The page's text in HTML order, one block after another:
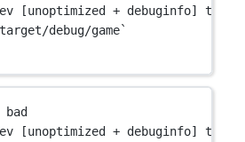
[unoptimized + debuginfo]
debug/game`
[unoptimized + debuginfo]